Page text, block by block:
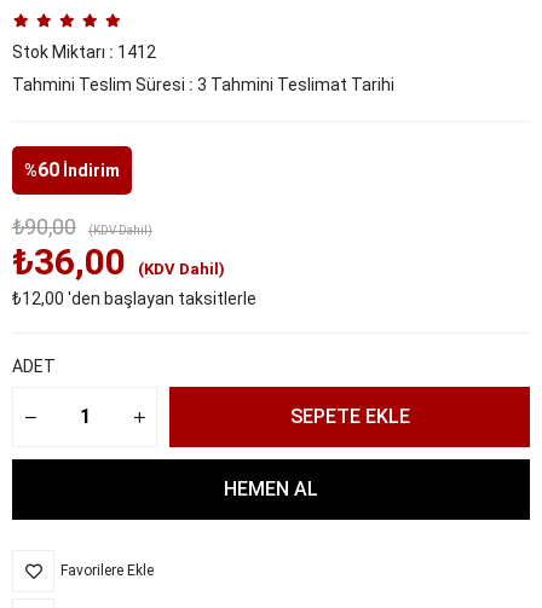
Stok Miktarı : 1412
Tahmini Teslim Süresi : 3 Tahmini Teslimat Tarihi
%60 İndirim
₺90,00 (KDV Dahil)
₺36,00 (KDV Dahil)
₺12,00 'den başlayan taksitlerle
ADET
Favorilere Ekle